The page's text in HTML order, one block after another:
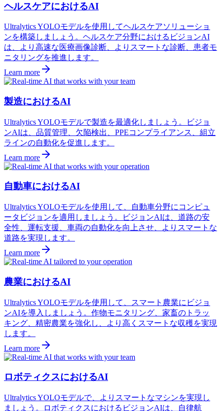
ヘルスケアにおけるAI
Ultralytics YOLOモデルを使用してヘルスケアソリューショ
ンを構築しましょう。ヘルスケア分野におけるビジョンAI
は、より高速な医療画像診断、よりスマートな診断、患者モ
ニタリングを推進します。
Learn more
製造におけるAI
Ultralytics YOLOモデルで製造を最適化しましょう。ビジョ
ンAIは、品質管理、欠陥検出、PPEコンプライアンス、組立
ラインの自動化を促進します。
Learn more
自動車におけるAI
Ultralytics YOLOモデルを使用して、自動車分野にコンピュ
ータビジョンを適用しましょう。ビジョンAIは、道路の安
全性、運転支援、車両の自動化を向上させ、よりスマートな
道路を実現します。
Learn more
農業におけるAI
Ultralytics YOLOモデルを使用して、スマート農業にビジョ
ンAIを導入しましょう。作物モニタリング、家畜のトラッ
キング、精密農業を強化し、より高くスマートな収穫を実現
します。
Learn more
ロボティクスにおけるAI
Ultralytics YOLOモデルで、よりスマートなマシンを実現し
ましょう。ロボティクスにおけるビジョンAIは、自律航